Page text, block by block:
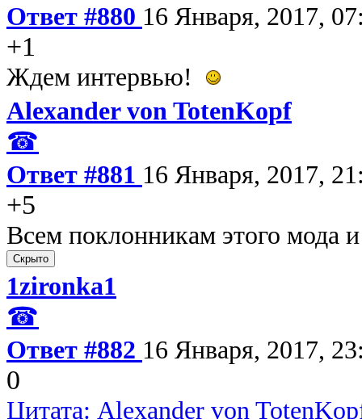
Ответ #880 16 Января, 2017,
+1
Ждем интервью!
Alexander von TotenKopf
☎
Ответ #881 16 Января, 2017,
+5
Всем поклонникам этого мода
1zironka1
☎
Ответ #882 16 Января, 2017,
0
Цитата: Alexander von